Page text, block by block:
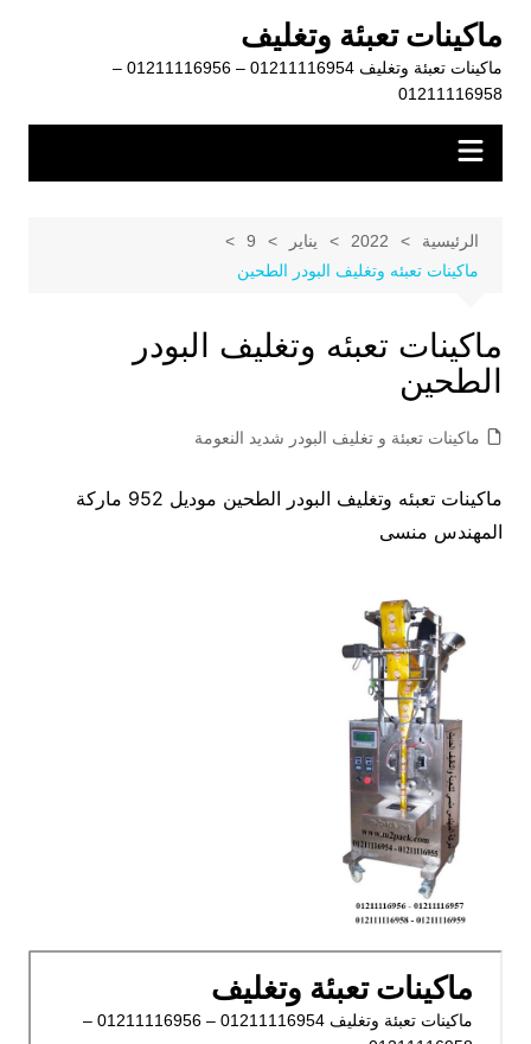
المحتوى
ماكينات تعبئة وتغليف
ماكينات تعبئة وتغليف 01211116954 – 01211116956 –
01211116958
الرئيسية 2022 يناير
9
ماكينات تعبئه وتغليف البودر الطحين
ماكينات تعبئه وتغليف البودر
الطحين
ماكينات تعبئة و تغليف البودر شديد النعومة
ماكينات تعبئه وتغليف البودر الطحين موديل 952 ماركة
المهندس منسى